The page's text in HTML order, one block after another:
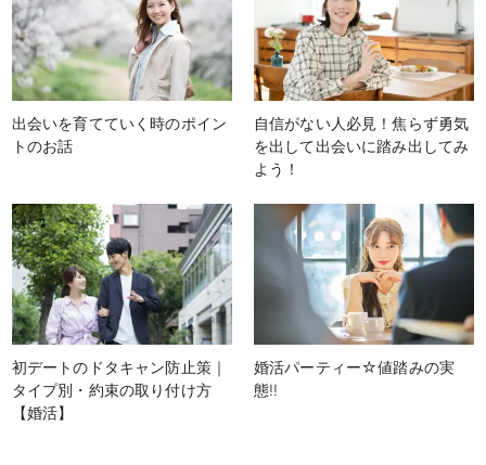
出会いを育てていく時のポイン
トのお話
自信がない人必見！焦らず勇気
を出して出会いに踏み出してみ
よう！
初デートのドタキャン防止策｜
タイプ別・約束の取り付け方
【婚活】
婚活パーティー☆値踏みの実
態!!